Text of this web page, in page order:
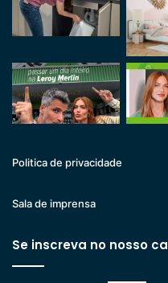
Politica de privacidade
Sala de imprensa
Se inscreva no nosso